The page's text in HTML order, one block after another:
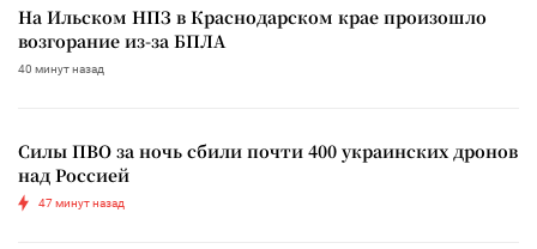
На Ильском НПЗ в Краснодарском крае произошло
возгорание из-за БПЛА
40 минут назад
Силы ПВО за ночь сбили почти 400 украинских дронов
над Россией
47 минут назад